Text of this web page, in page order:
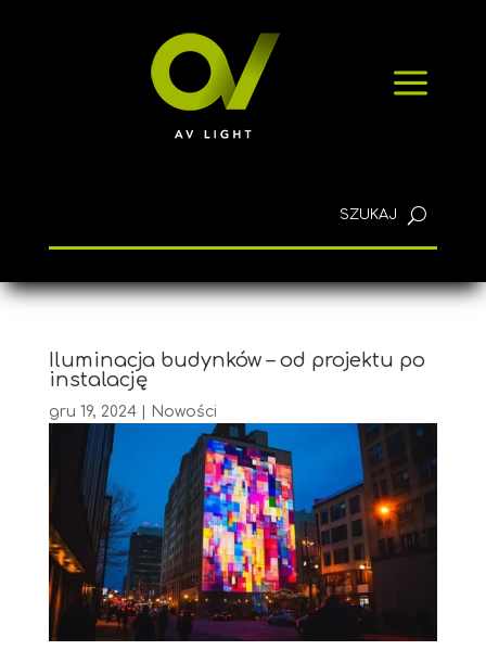
a
KONTAKT
Iluminacja budynków – od projektu po
instalację
gru 19, 2024| Nowości